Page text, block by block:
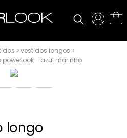
vestidos longos
- azul marinho
longo